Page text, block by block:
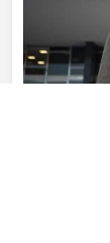
PARA MAIS